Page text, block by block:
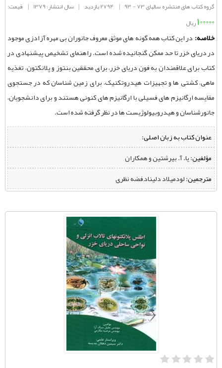
گروه کتاب های منتشره سالهای 73 - 93 | 2794 بازدید | سال انتشار: 1379 | قیمت:
100000ریال
خلاصه: در این کتاب همه گونه های موثق معروف جانوران بی مهره آزادزی موجود
در دریای خزر تا حد ممکن گنجانیده شده است. راهنمای تشخیص پیشنهادی در
کتاب برای علاقمندان به فون دریای خزر، برای محققین بنتوز و پلانکتون، تغذیه
ماهی، کشتی ها و تجهیزات هیدروتکنیک، برای زمین شناسان که در جستجوی
مقایسه ارگانیزم های فسیلی با ارگانیزم های کنونی هستند و برای دانشجویان،
جانورشناسان و هیدروبیولوژیست ها در نظر گرفته شده است.
عنوان کتاب به زبان اصلی:
مؤلفین:‌ یا. آ. بیرشتین و همکاران
مترجمین:‌ لودمیلاد دلیناد,فضه نظری